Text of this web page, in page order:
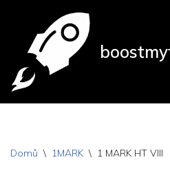
Přeskočit
obsah
Domů \ 1MARK \ 1 MARK HT VIII